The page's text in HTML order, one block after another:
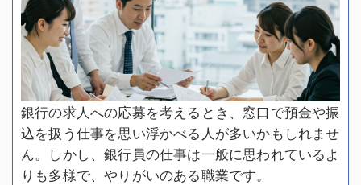
銀行の求人への応募を考えるとき、窓口で預金や振
込を扱う仕事を思い浮かべる人が多いかもしれませ
ん。しかし、銀行員の仕事は一般に思われているよ
りも多様で、やりがいのある職業です。